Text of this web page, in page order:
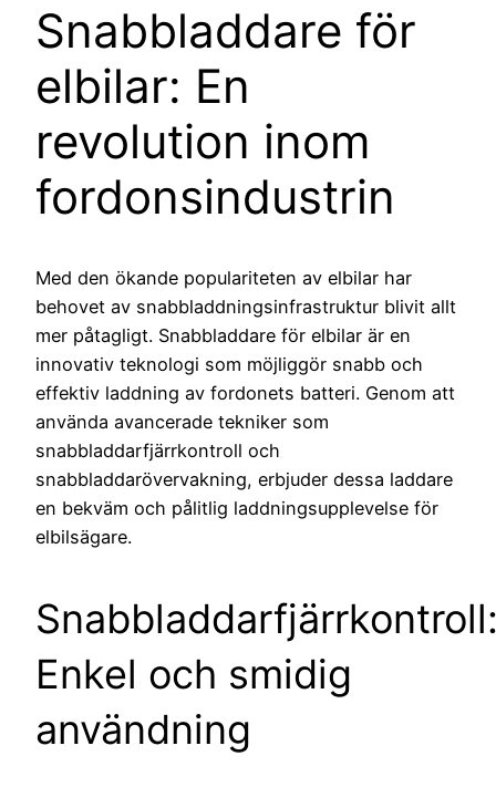
Snabbladdare för
elbilar: En
revolution inom
fordonsindustrin
Med den ökande populariteten av elbilar har
behovet av snabbladdningsinfrastruktur blivit allt
mer påtagligt. Snabbladdare för elbilar är en
innovativ teknologi som möjliggör snabb och
effektiv laddning av fordonets batteri. Genom att
använda avancerade tekniker som
snabbladdarfjärrkontroll och
snabbladdarövervakning, erbjuder dessa laddare
en bekväm och pålitlig laddningsupplevelse för
elbilsägare.
Enkel och smidig
användning